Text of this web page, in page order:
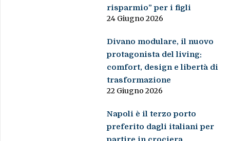
risparmio” per i figli
24 Giugno 2026
Divano modulare, il nuovo
protagonista del living:
comfort, design e libertà di
trasformazione
22 Giugno 2026
Napoli è il terzo porto
preferito dagli italiani per